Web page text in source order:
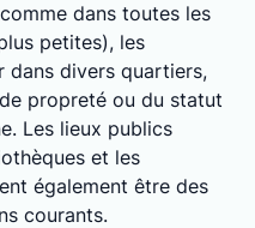
dans toutes les
petites), les
dans divers quartiers,
propreté ou du statut
Les lieux publics
et les
également être des
courants.